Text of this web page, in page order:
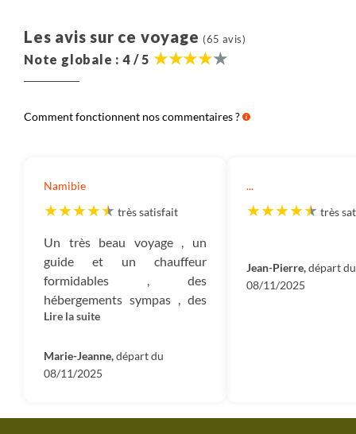
Les avis sur ce voyage (65 avis)
Note globale : 4 / 5
Comment fonctionnent nos commentaires ?
Namibie
très satisfait
Un très beau voyage , un
guide et un chauffeur
formidables , des
hébergements sympas , des
journées variées ,une belle
Nord au sud
Lire la suite
Marie-Jeanne,départ du
08/11/2025
...
très
Jean-Pierre,départ du
08/11/2025